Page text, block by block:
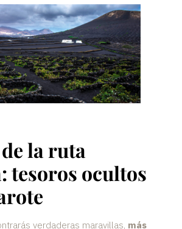
la ruta
tesoros ocultos
verdaderas maravillas, más